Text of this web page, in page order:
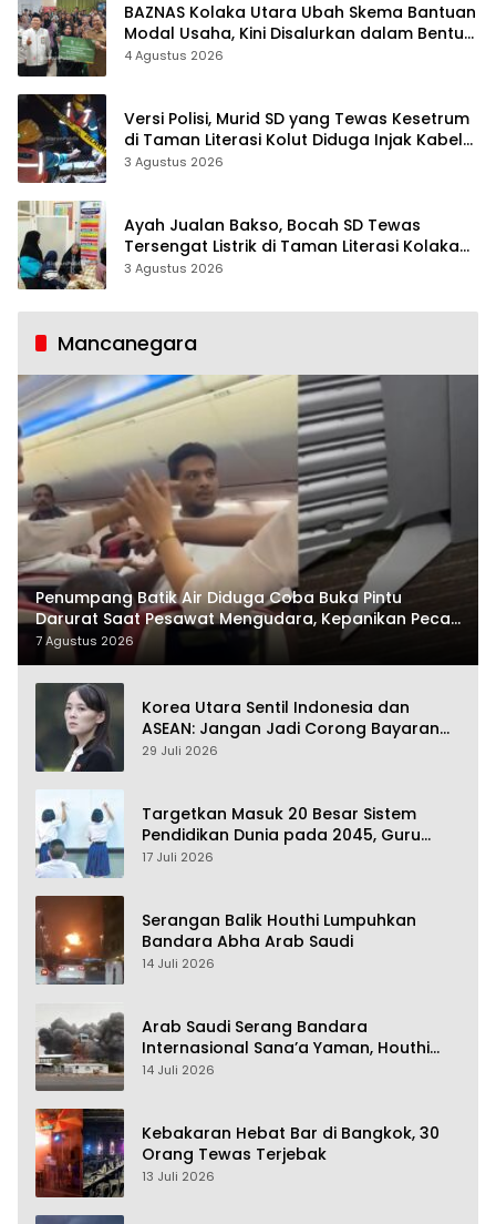
BAZNAS Kolaka Utara Ubah Skema Bantuan
Modal Usaha, Kini Disalurkan dalam Bentuk
Barang Senilai Rp419,5 Juta
4 Agustus 2026
Versi Polisi, Murid SD yang Tewas Kesetrum
di Taman Literasi Kolut Diduga Injak Kabel
Beraliran Listrik
3 Agustus 2026
Ayah Jualan Bakso, Bocah SD Tewas
Tersengat Listrik di Taman Literasi Kolaka
Utara
3 Agustus 2026
Mancanegara
Penumpang Batik Air Diduga Coba Buka Pintu
Darurat Saat Pesawat Mengudara, Kepanikan Pecah
di Dalam Kabin
7 Agustus 2026
Korea Utara Sentil Indonesia dan
ASEAN: Jangan Jadi Corong Bayaran
Amerika Serikat
29 Juli 2026
Targetkan Masuk 20 Besar Sistem
Pendidikan Dunia pada 2045, Guru
Dapat Tunjangan hingga 100 Persen
17 Juli 2026
Serangan Balik Houthi Lumpuhkan
Bandara Abha Arab Saudi
14 Juli 2026
Arab Saudi Serang Bandara
Internasional Sana’a Yaman, Houthi
Siap Serang Balik
14 Juli 2026
Kebakaran Hebat Bar di Bangkok, 30
Orang Tewas Terjebak
13 Juli 2026